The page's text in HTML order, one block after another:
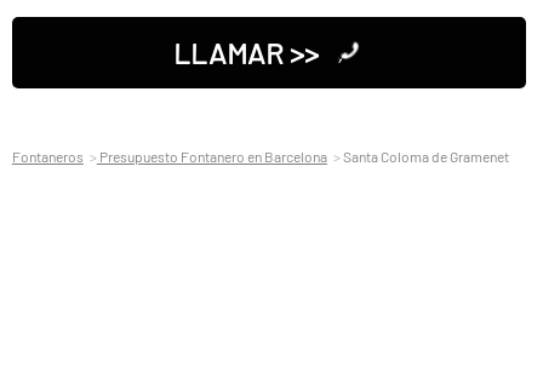
LLAMAR >>
Fontaneros Presupuesto Fontanero en Barcelona Santa Coloma de Gramenet